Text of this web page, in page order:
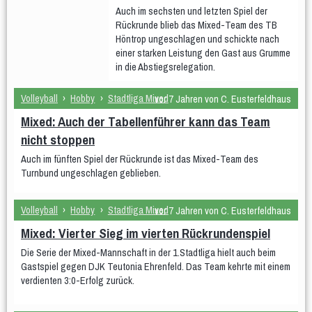
- Eltern & Kind Montag - Eltern & Kind Dienstag
- Eltern & Kind Mittwoch Krabbelgruppe
- Eltern & Kind Mittwoch
Kiga-Kids
KiGa-Kids Montag 3 bis 6 Jahre
Kiga-Kids Dienstag 4 bis 6 Jahre
Kiga-Kids Mittwoch 3 bis 4 Jahre
Kiga-Kids Mittwoch 5 bis 6 Jahre
Schüler/innen
1.-3. Klasse Dienstag ca. 6 bis 8 Jahre
4.-6. Klasse Donnerstag ca. 8 bis 12 Jahre
1.-2. Klasse Freitag ca. 6 bis 8 Jahre
Jugendliche
Männer und Frauen
Frauengymnastik
Frauengymnastik Gr. 02 Frauengymanstik Gr. 14
Männergruppe
Er & Sie
Auch im sechsten und letzten Spiel der
Rückrunde blieb das Mixed-Team des TB
Höntrop ungeschlagen und schickte nach
einer starken Leistung den Gast aus Grumme
in die Abstiegsrelegation.
Volleyball › Hobby › Stadtliga Mixedvor 7 Jahren von C. Eusterfeldhaus
Mixed: Auch der Tabellenführer kann das Team
nicht stoppen
Auch im fünften Spiel der Rückrunde ist das Mixed-Team des
Turnbund ungeschlagen geblieben.
Volleyball › Hobby › Stadtliga Mixedvor 7 Jahren von C. Eusterfeldhaus
Mixed: Vierter Sieg im vierten Rückrundenspiel
Die Serie der Mixed-Mannschaft in der 1.Stadtliga hielt auch beim
Gastspiel gegen DJK Teutonia Ehrenfeld. Das Team kehrte mit einem
verdienten 3:0-Erfolg zurück.